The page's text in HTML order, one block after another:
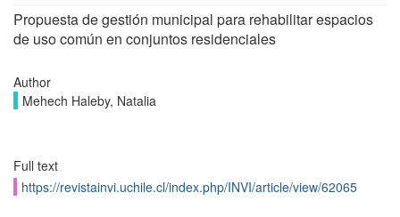
Propuesta de gestión municipal para rehabilitar espacios
de uso común en conjuntos residenciales
Author
Mehech Haleby, Natalia
Full text
https://revistainvi.uchile.cl/index.php/INVI/article/view/62065